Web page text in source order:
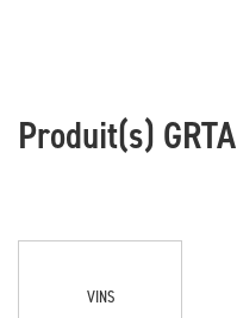
Produit(s) GRTA
VINS